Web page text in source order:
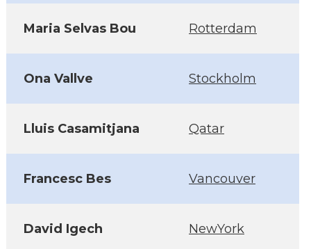
Maria Selvas Bou Rotterdam
Ona Vallve Stockholm
Lluis Casamitjana Qatar
Francesc Bes Vancouver
David Igech NewYork